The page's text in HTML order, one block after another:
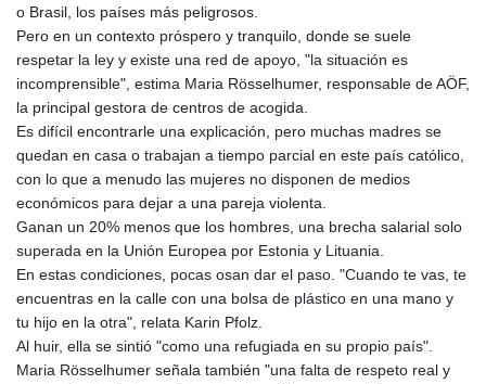
o Brasil, los países más peligrosos.
Pero en un contexto próspero y tranquilo, donde se suele
respetar la ley y existe una red de apoyo, "la situación es
incomprensible", estima Maria Rösselhumer, responsable de AÖF,
la principal gestora de centros de acogida.
Es difícil encontrarle una explicación, pero muchas madres se
quedan en casa o trabajan a tiempo parcial en este país católico,
con lo que a menudo las mujeres no disponen de medios
económicos para dejar a una pareja violenta.
Ganan un 20% menos que los hombres, una brecha salarial solo
superada en la Unión Europea por Estonia y Lituania.
En estas condiciones, pocas osan dar el paso. "Cuando te vas, te
encuentras en la calle con una bolsa de plástico en una mano y
tu hijo en la otra", relata Karin Pfolz.
Al huir, ella se sintió "como una refugiada en su propio país".
Maria Rösselhumer señala también "una falta de respeto real y